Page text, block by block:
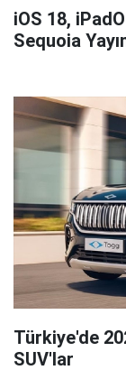
iOS 18,
Sequoia
Türkiye'de
SUV'lar